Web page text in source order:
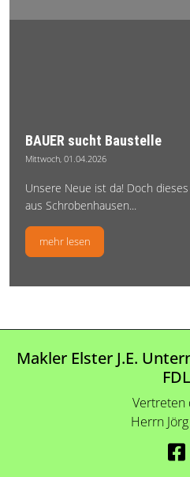
Makler Elster J.E.
FDL
Vertreten
Herrn